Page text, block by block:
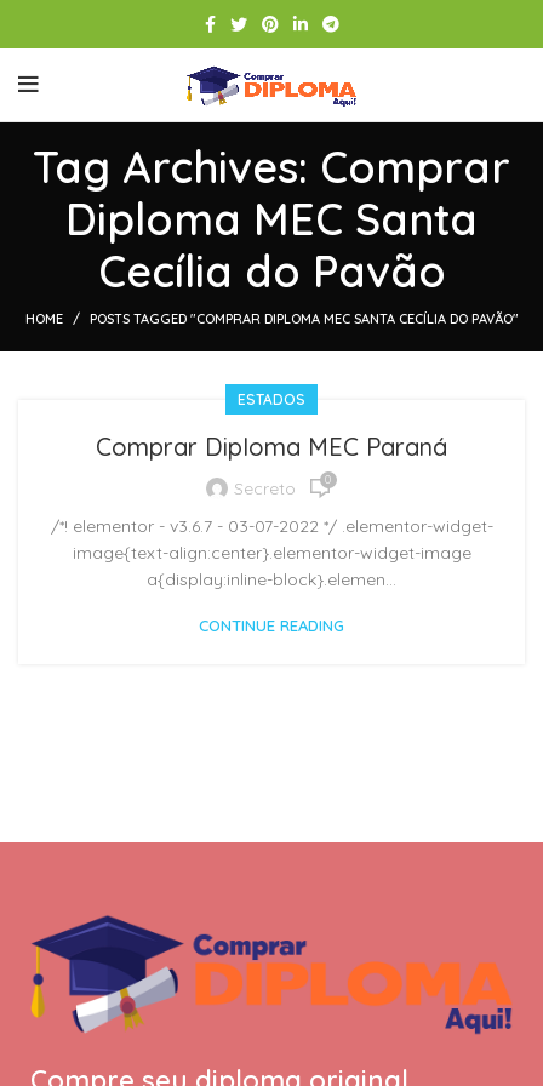
Tag Archives: Comprar
Diploma MEC Santa
Cecília do Pavão
HOME POSTS TAGGED "COMPRAR DIPLOMA MEC SANTA CECÍLIA DO PAVÃO"
ESTADOS
Comprar Diploma MEC Paraná
Secreto 0
/*! elementor - v3.6.7 - 03-07-2022 */ .elementor-widget-
image{text-align:center}.elementor-widget-image
a{display:inline-block}.elemen...
CONTINUE READING